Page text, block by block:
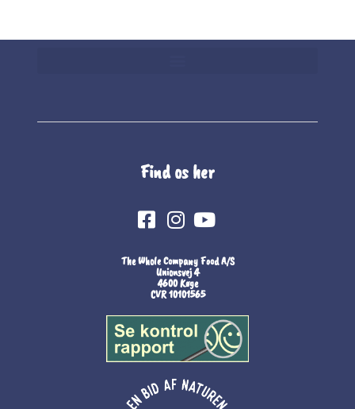
Find os her
The Whole Company Food A/S
Unionsvej 4
4600 Køge
CVR 10101565